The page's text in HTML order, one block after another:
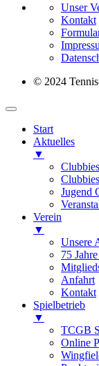
Unser
Kontakt
© 2024
Start
Aktuelles
▼
Jugend
Verein
▼
Unsere
75
Anfahrt
Kontakt
Spielbetrieb
▼
TCGB
Online